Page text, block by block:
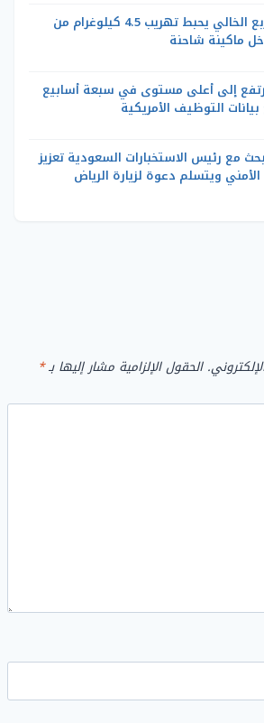
جمرك الربع الخالي يحبط تهريب 4.5 كيلوغرام من
ماكينة شاحنة
إلى أعلى مستوى في سبعة أسابيع
التوظيف الأمريكية
مع رئيس الاستخبارات السعودية تعزيز
ويتسلم دعوة لزيارة الرياض
الحقول الإلزامية مشار إليها بـ*